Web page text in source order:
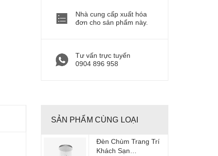
Nhà cung cấp xuất hóa
đơn cho sản phẩm này.
Tư vấn trực tuyến
0904 896 958
SẢN PHẨM CÙNG LOẠI
Đèn Chùm Trang Trí
Khách Sạn